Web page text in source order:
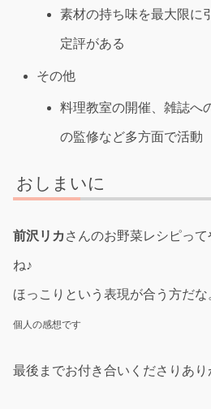
素材の持ち味を最大限に
定評がある
その他
料理教室の開催、雑誌へ
の監修など多方面で活動
おしまいに
前沢リカ さんのお野菜レシピっ
ね♪
ほっこりという表現が合う方だな
個人の感想です
最後までお付き合いくださりあり